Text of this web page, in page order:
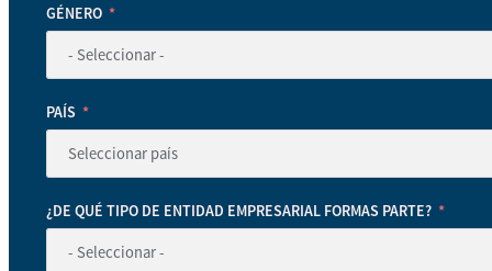
GÉNERO
PAÍS
¿DE QUÉ TIPO DE ENTIDAD EMPRESARIAL FORMAS PARTE?